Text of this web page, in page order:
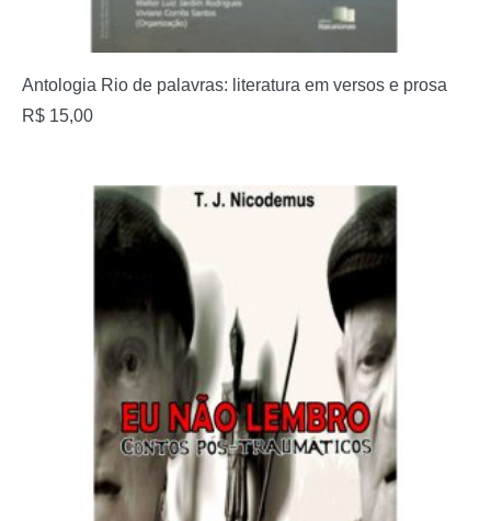
Antologia Rio de palavras: literatura em versos e prosa
R$ 15,00